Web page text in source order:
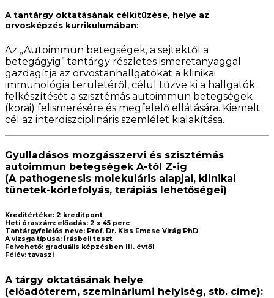
A tantárgy oktatásának célkitűzése, helye az
orvosképzés kurrikulumában:
Az „Autoimmun betegségek, a sejtektől a
betegágyig” tantárgy részletes ismeretanyaggal
gazdagítja az orvostanhallgatókat a klinikai
immunológia területéről, célul tűzve ki a hallgatók
felkészítését a szisztémás autoimmun betegségek
(korai) felismerésére és megfelelő ellátására. Kiemelt
cél az interdiszciplináris szemlélet kialakítása.
Gyulladásos mozgásszervi és szisztémás
autoimmun betegségek A-tól Z-ig
(A pathogenesis molekuláris alapjai, klinikai
tünetek-kórlefolyás, terápiás lehetőségei)
Kreditértéke: 2 kreditpont
Heti óraszám: előadás: 2 x 45 perc
Tantárgyfelelős neve: Prof. Dr. Kiss Emese Virág PhD
A vizsga típusa: Írásbeli teszt
Felvehető: graduális képzésben III. évtől
Félév: tavaszi
A tárgy oktatásának helye
(előadóterem, szemináriumi helyiség, stb. címe):